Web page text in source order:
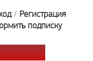
/ Регистрация
подписку